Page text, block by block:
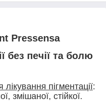
Pressensa
без печії та болю
лікування пігментації:
змішаної, стійкої.